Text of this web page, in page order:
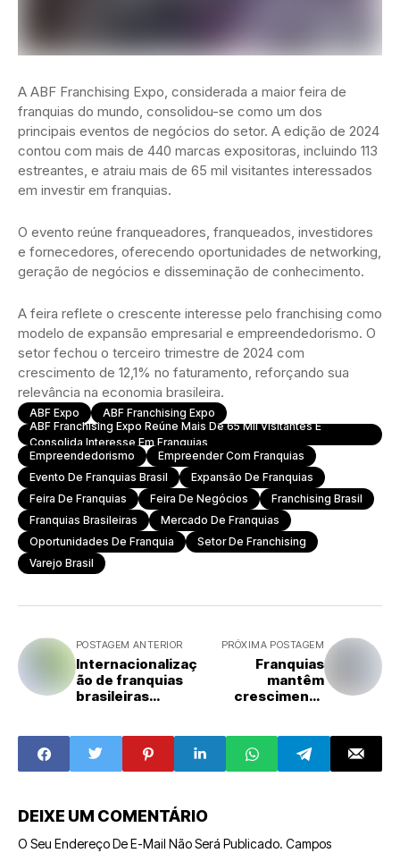
A ABF Franchising Expo, considerada a maior feira de
franquias do mundo, consolidou-se como um dos
principais eventos de negócios do setor. A edição de 2024
contou com mais de 440 marcas expositoras, incluindo 113
estreantes, e atraiu mais de 65 mil visitantes interessados
em investir em franquias.
O evento reúne franqueadores, franqueados, investidores
e fornecedores, oferecendo oportunidades de networking,
geração de negócios e disseminação de conhecimento.
A feira reflete o crescente interesse pelo franchising como
modelo de expansão empresarial e empreendedorismo. O
setor fechou o terceiro trimestre de 2024 com
crescimento de 12,1% no faturamento, reforçando sua
relevância na economia brasileira.
ABF Expo
ABF Franchising Expo
ABF Franchising Expo Reúne Mais De 65 Mil Visitantes E
Consolida Interesse Em Franquias
Empreendedorismo
Empreender Com Franquias
Evento De Franquias Brasil
Expansão De Franquias
Feira De Franquias
Feira De Negócios
Franchising Brasil
Franquias Brasileiras
Mercado De Franquias
Oportunidades De Franquia
Setor De Franchising
Varejo Brasil
POSTAGEM ANTERIOR
Internacionalizaç
ão de franquias
brasileiras
saúde e beleza
PRÓXIMA POSTAGEM
Franquias
mantêm
crescimento
atraem
investidores
DEIXE UM COMENTÁRIO
O Seu Endereço De E-Mail Não Será Publicado. Campos